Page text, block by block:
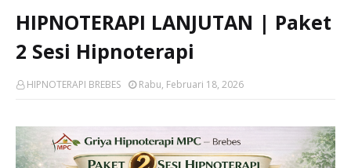
HIPNOTERAPI LANJUTAN | Paket
2 Sesi Hipnoterapi
HIPNOTERAPI BREBES Rabu, Februari 18, 2026